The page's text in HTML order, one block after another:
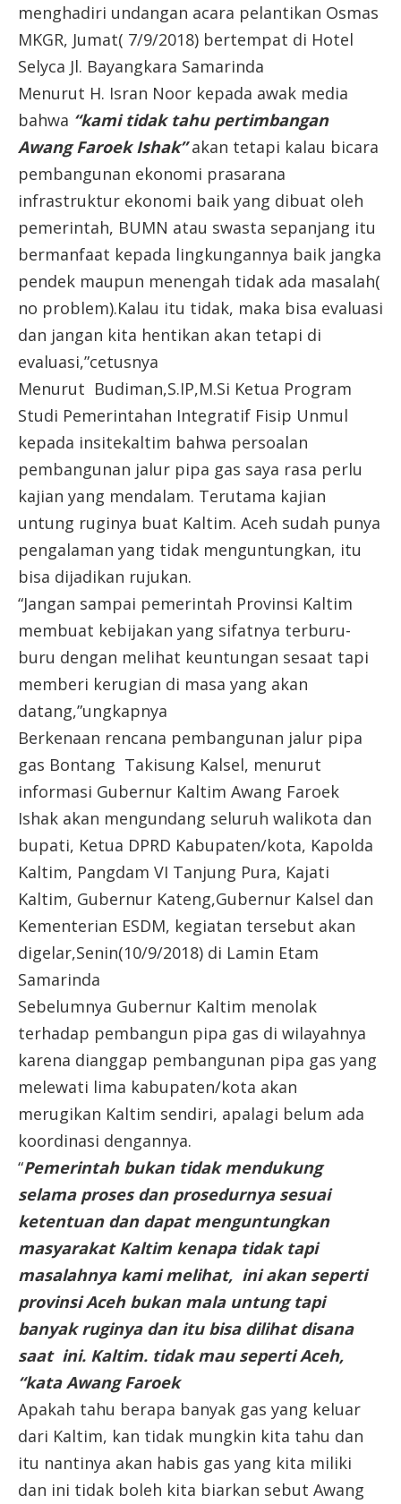
menghadiri undangan acara pelantikan Osmas
MKGR, Jumat( 7/9/2018) bertempat di Hotel
Selyca Jl. Bayangkara Samarinda
Menurut H. Isran Noor kepada awak media
bahwa “kami tidak tahu pertimbangan
Awang Faroek Ishak”akan tetapi kalau bicara
pembangunan ekonomi prasarana
infrastruktur ekonomi baik yang dibuat oleh
pemerintah, BUMN atau swasta sepanjang itu
bermanfaat kepada lingkungannya baik jangka
pendek maupun menengah tidak ada masalah(
no problem).Kalau itu tidak, maka bisa evaluasi
dan jangan kita hentikan akan tetapi di
evaluasi,”cetusnya
Menurut Budiman,S.IP,M.Si Ketua Program
Studi Pemerintahan Integratif Fisip Unmul
kepada insitekaltim bahwa persoalan
pembangunan jalur pipa gas saya rasa perlu
kajian yang mendalam. Terutama kajian
untung ruginya buat Kaltim. Aceh sudah punya
pengalaman yang tidak menguntungkan, itu
bisa dijadikan rujukan.
“Jangan sampai pemerintah Provinsi Kaltim
membuat kebijakan yang sifatnya terburu-
buru dengan melihat keuntungan sesaat tapi
memberi kerugian di masa yang akan
datang,”ungkapnya
Berkenaan rencana pembangunan jalur pipa
gas Bontang Takisung Kalsel, menurut
informasi Gubernur Kaltim Awang Faroek
Ishak akan mengundang seluruh walikota dan
bupati, Ketua DPRD Kabupaten/kota, Kapolda
Kaltim, Pangdam VI Tanjung Pura, Kajati
Kaltim, Gubernur Kateng,Gubernur Kalsel dan
Kementerian ESDM, kegiatan tersebut akan
digelar,Senin(10/9/2018) di Lamin Etam
Samarinda
Sebelumnya Gubernur Kaltim menolak
terhadap pembangun pipa gas di wilayahnya
karena dianggap pembangunan pipa gas yang
melewati lima kabupaten/kota akan
merugikan Kaltim sendiri, apalagi belum ada
koordinasi dengannya.
“Pemerintah bukan tidak mendukung
selama proses dan prosedurnya sesuai
ketentuan dan dapat menguntungkan
masyarakat Kaltim kenapa tidak tapi
masalahnya kami melihat, ini akan seperti
provinsi Aceh bukan mala untung tapi
banyak ruginya dan itu bisa dilihat disana
saat ini. Kaltim. tidak mau seperti Aceh,
“kata Awang Faroek
Apakah tahu berapa banyak gas yang keluar
dari Kaltim, kan tidak mungkin kita tahu dan
itu nantinya akan habis gas yang kita miliki
dan ini tidak boleh kita biarkan sebut Awang